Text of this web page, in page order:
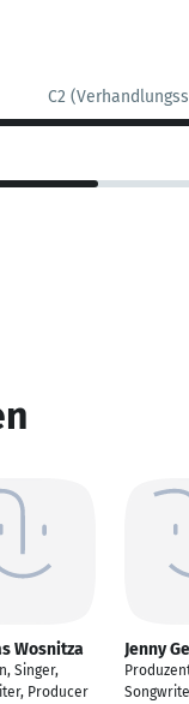
C2
Wosnitza
Singer,
Producer
Jenny